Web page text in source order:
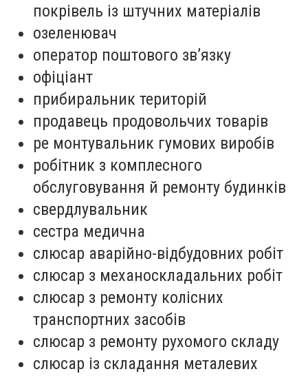
покрівель із штучних матеріалів
озеленювач
оператор поштового зв’язку
офіціант
прибиральник територій
продавець продовольчих товарів
ре монтувальник гумових виробів
робітник з комплесного
обслуговування й ремонту будинків
свердлувальник
сестра медична
слюсар аварійно-відбудовних робіт
слюсар з механоскладальних робіт
слюсар з ремонту колісних
транспортних засобів
слюсар з ремонту рухомого складу
слюсар із складання металевих